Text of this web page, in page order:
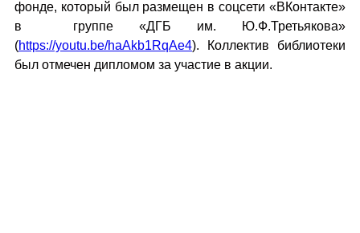
фонде, который был размещен в соцсети «ВКонтакте»
в группе «ДГБ им. Ю.Ф.Третьякова»
(https://youtu.be/haAkb1RqAe4). Коллектив библиотеки
был отмечен дипломом за участие в акции.